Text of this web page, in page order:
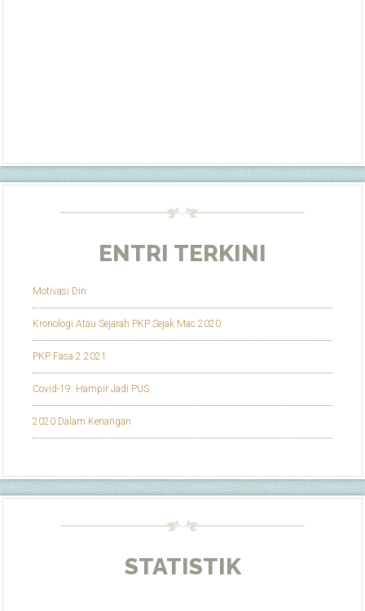
ENTRI TERKINI
Motivasi Diri
Kronologi Atau Sejarah PKP Sejak Mac 2020
PKP Fasa 2 2021
Covid-19: Hampir Jadi PUS
2020 Dalam Kenangan
STATISTIK